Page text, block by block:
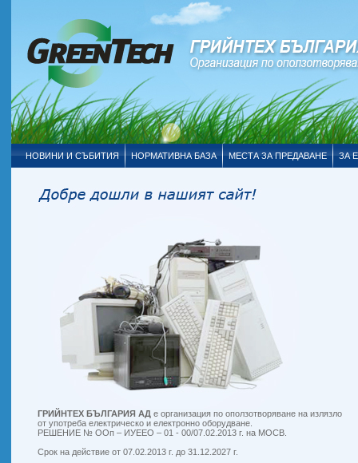
НОВИНИ И СЪБИТИЯ НОРМАТИВНА БАЗА МЕСТА ЗА ПРЕДАВАНЕ ЗА
ГРИЙНТЕХ БЪЛГАРИЯ АД е организация по оползотворяване на излязло
от употреба електрическо и електронно оборудване.
РЕШЕНИЕ № ООп – ИУЕЕО – 01 - 00/07.02.2013 г. на МОСВ.
Срок на действие от 07.02.2013 г. до 31.12.2027 г.